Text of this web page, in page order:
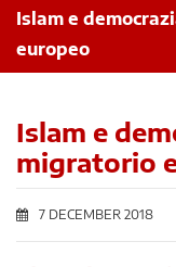
Islam e
europeo
Islam e
migratorio
7 DECEMBER 2018